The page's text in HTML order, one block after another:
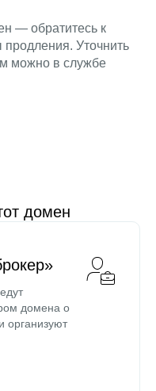
— обратитесь к
Уточнить
можно в службе
домен
домена о
организуют